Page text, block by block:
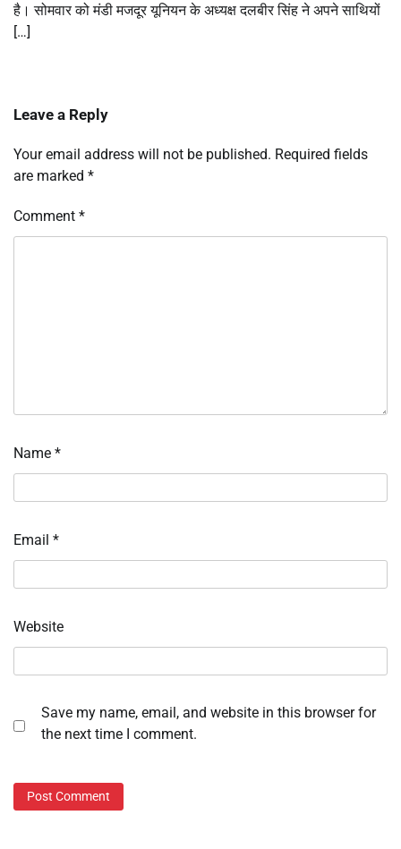
है। सोमवार को मंडी मजदूर यूनियन के अध्यक्ष दलबीर सिंह ने अपने साथियों
[…]
Leave a Reply
Your email address will not be published. Required fields
are marked *
Comment *
Name *
Email *
Website
Save my name, email, and website in this browser for
the next time I comment.